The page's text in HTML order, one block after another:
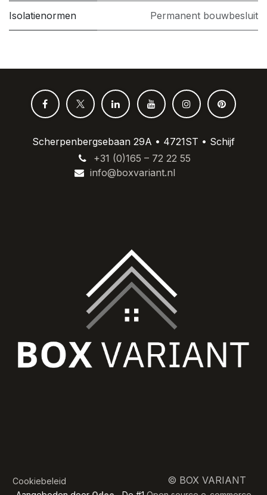
Isolatienormen Permanent bouwbesluit
Scherpenbergsebaan 29A • 4721ST • Schijf
+31 (0)165 – 72 22 55
info@boxvariant.nl
Cookiebeleid ​ © BOX VARIANT